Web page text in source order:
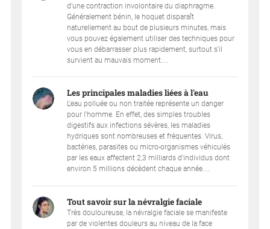
d'une contraction involontaire du diaphragme.
Généralement bénin, le hoquet disparaît
naturellement au bout de plusieurs minutes, mais
vous pouvez également utiliser des techniques pour
vous en débarrasser plus rapidement, surtout s'il
survient au mauvais moment....
Les principales maladies liées à l'eau
L'eau polluée ou non traitée représente un danger
pour l'homme. En effet, des simples troubles
digestifs aux infections sévères, les maladies
hydriques sont nombreuses et fréquentes. Virus,
bactéries, parasites ou micro-organismes véhiculés
par les eaux affectent 2,3 milliards d'individus dont
environ 5 millions décèdent chaque année....
Tout savoir sur la névralgie faciale
Très douloureuse, la névralgie faciale se manifeste
par de violentes douleurs au niveau de la face